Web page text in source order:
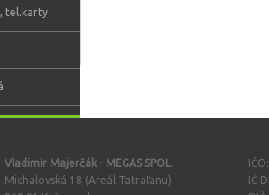
tel.karty
Vladimír Majerčák - MEGAS SPOL.
Michalovská 18 (Areál Tatraľanu)
IČ